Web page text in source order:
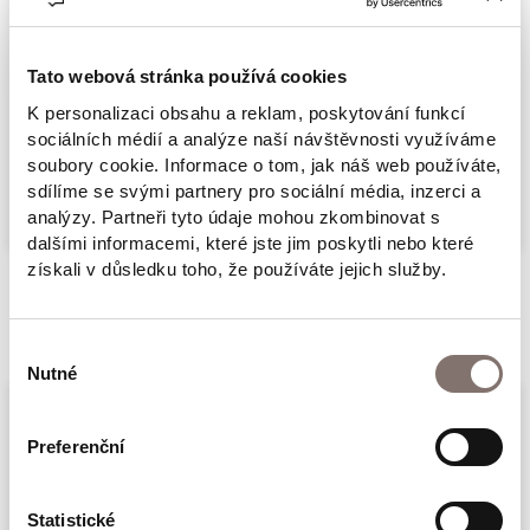
Tato webová stránka používá cookies
K personalizaci obsahu a reklam, poskytování funkcí
sociálních médií a analýze naší návštěvnosti využíváme
soubory cookie. Informace o tom, jak náš web používáte,
sdílíme se svými partnery pro sociální média, inzerci a
analýzy. Partneři tyto údaje mohou zkombinovat s
dalšími informacemi, které jste jim poskytli nebo které
získali v důsledku toho, že používáte jejich služby.
souhlasu
Nutné
Preferenční
Statistické
Secká, Martin Jan Stránský, Tomáš Vilímek
Nakladatelství: Labyrint
Příběhy Čechů, kteří odešli do zahraničí
(Emigrace a exil 1848–1989)
Kniha Vzkazy domů se zabývá fenoménem
emigrace a exilu v českých moderních
emigrace od roku 1848 až po poslední dny
1989. Úvodní historické studie charakterizují
vystěhovalectví a podmínky života Čechů
Více
Související produkty